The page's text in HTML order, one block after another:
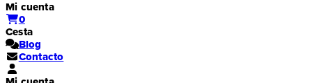
Mi cuenta
0
Cesta
Blog
Contacto